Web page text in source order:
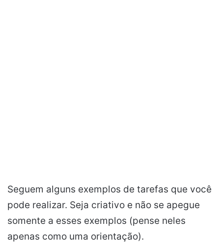
Seguem alguns exemplos de tarefas que você
pode realizar. Seja criativo e não se apegue
somente a esses exemplos (pense neles
apenas como uma orientação).